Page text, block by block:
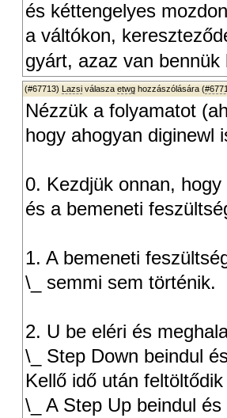
és kéttengelyes
a váltókon,
gyárt, azaz van
(#67713) Lazsi válasza etwg hozzászólására (
Nézzük a folyamatot
hogy ahogyan diginewl
0. Kezdjük onnan,
és a bemeneti
1. A bemeneti
\_ semmi sem történik.
2. U be eléri és
\_ Step Down beindul
Kellő idő után
\_ A Step Up beindul